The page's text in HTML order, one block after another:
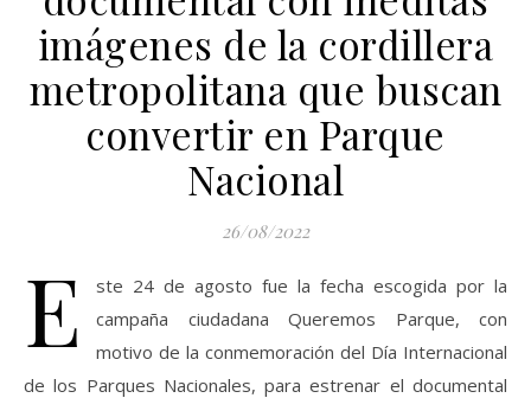
imágenes de la cordillera
metropolitana que buscan
convertir en Parque
Nacional
26/08/2022
E
ste 24 de agosto fue la fecha escogida por la
campaña ciudadana Queremos Parque, con
motivo de la conmemoración del Día Internacional
de los Parques Nacionales, para estrenar el documental